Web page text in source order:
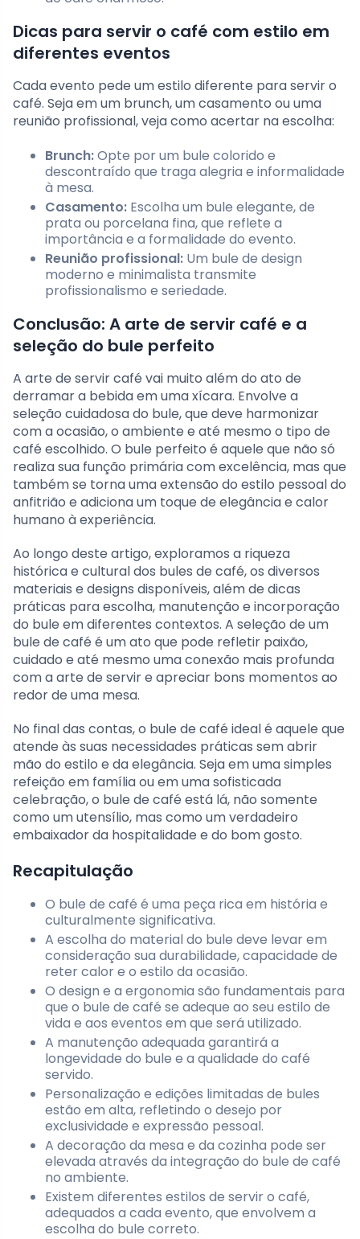
Dicas para servir o café com estilo em
diferentes eventos
Cada evento pede um estilo diferente para servir o
café. Seja em um brunch, um casamento ou uma
reunião profissional, veja como acertar na escolha:
Brunch:Opte por um bule colorido e
descontraído que traga alegria e informalidade
à mesa.
Casamento: Escolha um bule elegante, de
prata ou porcelana fina, que reflete a
importância e a formalidade do evento.
Reunião profissional: Um bule de design
moderno e minimalista transmite
profissionalismo e seriedade.
Conclusão: A arte de servir café e a
seleção do bule perfeito
A arte de servir café vai muito além do ato de
derramar a bebida em uma xícara. Envolve a
seleção cuidadosa do bule, que deve harmonizar
com a ocasião, o ambiente e até mesmo o tipo de
café escolhido. O bule perfeito é aquele que não só
realiza sua função primária com excelência, mas que
também se torna uma extensão do estilo pessoal do
anfitrião e adiciona um toque de elegância e calor
humano à experiência.
Ao longo deste artigo, exploramos a riqueza
histórica e cultural dos bules de café, os diversos
materiais e designs disponíveis, além de dicas
práticas para escolha, manutenção e incorporação
do bule em diferentes contextos. A seleção de um
bule de café é um ato que pode refletir paixão,
cuidado e até mesmo uma conexão mais profunda
com a arte de servir e apreciar bons momentos ao
redor de uma mesa.
No final das contas, o bule de café ideal é aquele que
atende às suas necessidades práticas sem abrir
mão do estilo e da elegância. Seja em uma simples
refeição em família ou em uma sofisticada
celebração, o bule de café está lá, não somente
como um utensílio, mas como um verdadeiro
embaixador da hospitalidade e do bom gosto.
Recapitulação
O bule de café é uma peça rica em história e
culturalmente significativa.
A escolha do material do bule deve levar em
consideração sua durabilidade, capacidade de
reter calor e o estilo da ocasião.
O design e a ergonomia são fundamentais para
que o bule de café se adeque ao seu estilo de
vida e aos eventos em que será utilizado.
A manutenção adequada garantirá a
longevidade do bule e a qualidade do café
servido.
Personalização e edições limitadas de bules
estão em alta, refletindo o desejo por
exclusividade e expressão pessoal.
A decoração da mesa e da cozinha pode ser
elevada através da integração do bule de café
no ambiente.
Existem diferentes estilos de servir o café,
adequados a cada evento, que envolvem a
escolha do bule correto.